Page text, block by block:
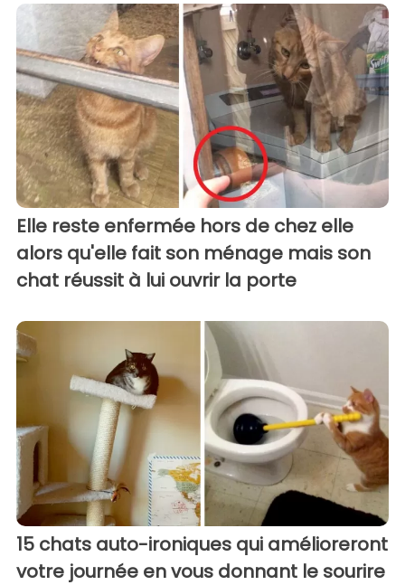
Elle reste enfermée hors de chez elle
alors qu'elle fait son ménage mais son
chat réussit à lui ouvrir la porte
15 chats auto-ironiques qui amélioreront
votre journée en vous donnant le sourire